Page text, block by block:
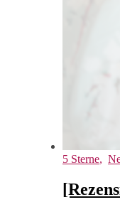
5 Sterne,